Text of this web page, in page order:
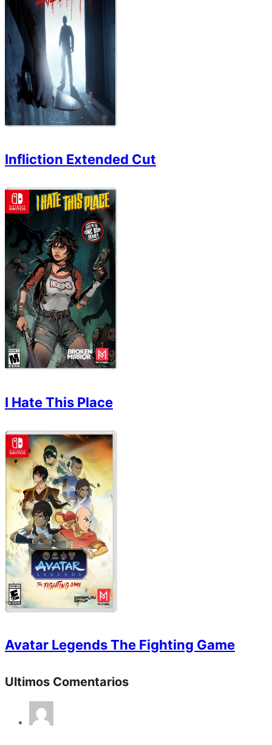
Infliction Extended Cut
I Hate This Place
Avatar Legends The Fighting Game
Ultimos Comentarios